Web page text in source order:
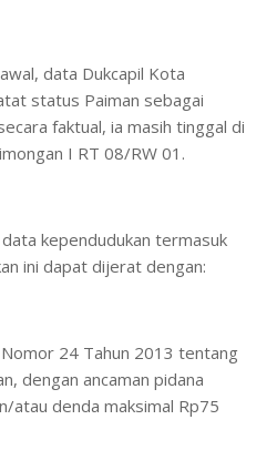
data Dukcapil Kota
status Paiman sebagai
faktual, ia masih tinggal di
I RT 08/RW 01.
kependudukan termasuk
ini dapat dijerat dengan:
24 Tahun 2013 tentang
dengan ancaman pidana
atau denda maksimal Rp75